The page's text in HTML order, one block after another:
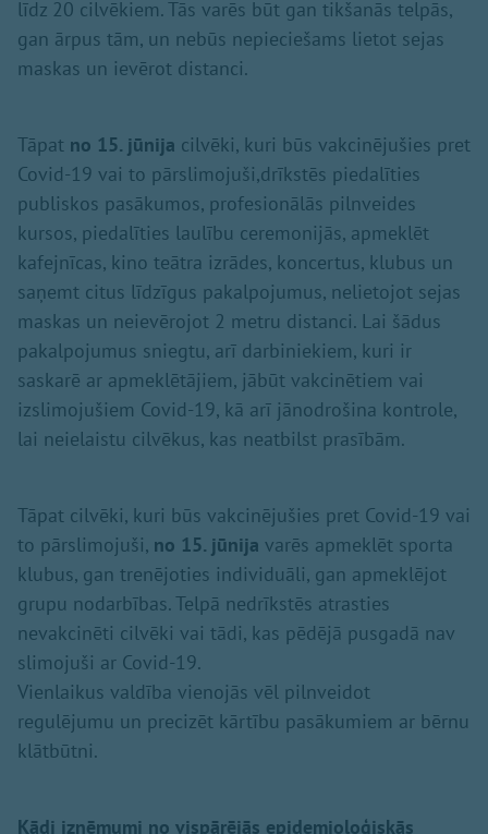
līdz 20 cilvēkiem. Tās varēs būt gan tikšanās telpās,
gan ārpus tām, un nebūs nepieciešams lietot sejas
maskas un ievērot distanci.
Tāpat no 15. jūnija cilvēki, kuri būs vakcinējušies pret
Covid-19 vai to pārslimojuši,drīkstēs piedalīties
publiskos pasākumos, profesionālās pilnveides
kursos, piedalīties laulību ceremonijās, apmeklēt
kafejnīcas, kino teātra izrādes, koncertus, klubus un
saņemt citus līdzīgus pakalpojumus, nelietojot sejas
maskas un neievērojot 2 metru distanci. Lai šādus
pakalpojumus sniegtu, arī darbiniekiem, kuri ir
saskarē ar apmeklētājiem, jābūt vakcinētiem vai
izslimojušiem Covid-19, kā arī jānodrošina kontrole,
lai neielaistu cilvēkus, kas neatbilst prasībām.
Tāpat cilvēki, kuri būs vakcinējušies pret Covid-19 vai
to pārslimojuši, no 15. jūnija varēs apmeklēt sporta
klubus, gan trenējoties individuāli, gan apmeklējot
grupu nodarbības. Telpā nedrīkstēs atrasties
nevakcinēti cilvēki vai tādi, kas pēdējā pusgadā nav
slimojuši ar Covid-19.
Vienlaikus valdība vienojās vēl pilnveidot
regulējumu un precizēt kārtību pasākumiem ar bērnu
klātbūtni.
Kādi izņēmumi no vispārējās epidemioloģiskās